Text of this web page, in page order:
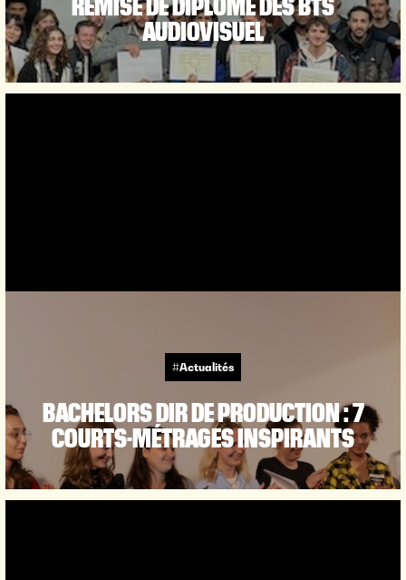
AUDIOVISUEL
#Actualités
BACHELORS DIR DE PRODUCTION : 7
COURTS-MÉTRAGES INSPIRANTS